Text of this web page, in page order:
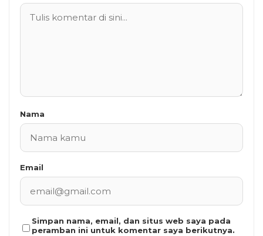
Nama
Email
Simpan nama, email, dan situs web saya pada
peramban ini untuk komentar saya berikutnya.